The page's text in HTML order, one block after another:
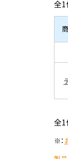
全1
全1
※：